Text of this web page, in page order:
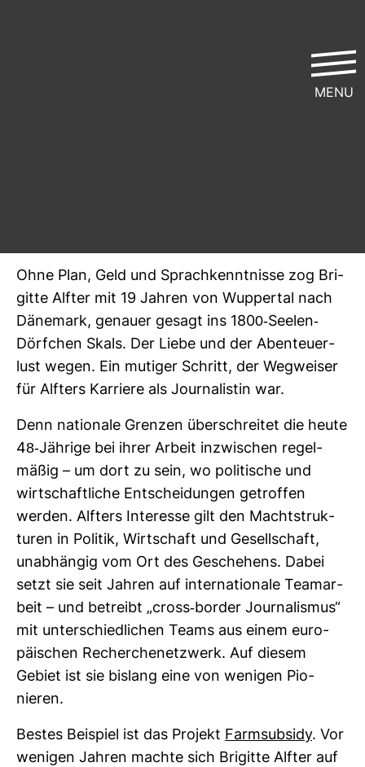
Ohne Plan, Geld und Sprach­kennt­nisse zog Bri­
gitte Alfter mit 19 Jahren von Wup­pertal nach
Däne­mark, genauer gesagt ins 1800-​Seelen-​
Dörf­chen Skals. Der Liebe und der Aben­teu­er­
lust wegen. Ein mutiger Schritt, der Weg­weiser
für Alf­ters Kar­riere als Jour­na­listin war.
Denn natio­nale Grenzen über­schreitet die heute
48-​Jäh­rige bei ihrer Arbeit inzwi­schen regel­
mäßig – um dort zu sein, wo poli­ti­sche und
wirt­schaft­liche Ent­schei­dungen getroffen
werden. Alf­ters Inter­esse gilt den Macht­struk­
turen in Politik, Wirt­schaft und Gesell­schaft,
unab­hängig vom Ort des Gesche­hens. Dabei
setzt sie seit Jahren auf inter­na­tio­nale Team­ar­
beit – und betreibt „cross-​border Jour­na­lismus“
mit unter­schied­li­chen Teams aus einem euro­
päi­schen Recher­che­netz­werk. Auf diesem
Gebiet ist sie bis­lang eine von wenigen Pio­
nieren.
Bestes Bei­spiel ist das Pro­jekt Farm­sub­sidy. Vor
wenigen Jahren machte sich Bri­gitte Alfter auf
MENU